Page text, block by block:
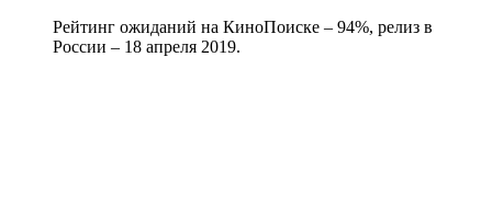
Рейтинг ожиданий на КиноПоиске – 94%, релиз в
России – 18 апреля 2019.